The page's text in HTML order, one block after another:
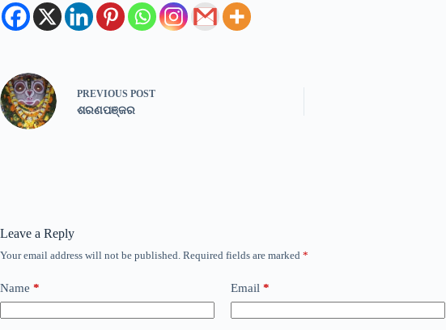
PREVIOUS POST
ଶରଣପଞ୍ଜର
Leave a Reply
Your email address will not be published. Required fields are marked *
Name * Email *